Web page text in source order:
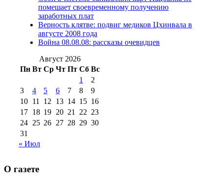
августа 2016 г(10)№98 5 июля 2014 г(10)
№98 8 августа 2013 г
августа 2012 г(14)
2017 г(9)
№99 4 августа
2016 г(12) №99 8 июля 2014 г
августа 2012 г(11)
августа 2013 г
(12)
помешает своевременному получению
заработных плат
Верность клятве: подвиг медиков Цхинвала в
августе 2008 года
Война 08.08.08: рассказы очевидцев
Август 2026
Пн Вт Ср Чт Пт Сб Вс
1
2
3
4 5 6 7 8
9
10 11 12 13 14 15 16
17 18 19 20 21 22 23
24 25 26 27 28 29 30
31
« Июл
О газете